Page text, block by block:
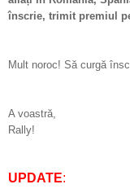
înscrie, trimit premiul
Mult noroc! Să curgă
A voastră,
Rally!
UPDATE: